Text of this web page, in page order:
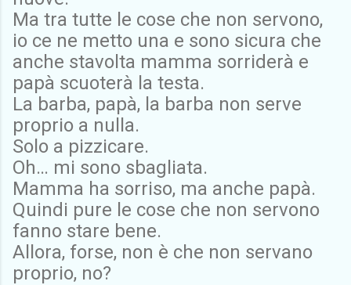
Ma tra tutte le cose che non servono,
io ce ne metto una e sono sicura che
anche stavolta mamma sorriderà e
papà scuoterà la testa.
La barba, papà, la barba non serve
proprio a nulla.
Solo a pizzicare.
Oh… mi sono sbagliata.
Mamma ha sorriso, ma anche papà.
Quindi pure le cose che non servono
fanno stare bene.
Allora, forse, non è che non servano
proprio, no?